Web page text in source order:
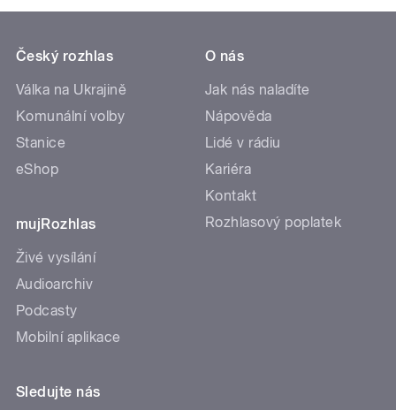
Český rozhlas
Válka na Ukrajině
Komunální volby
Stanice
eShop
mujRozhlas
Živé vysílání
Audioarchiv
Podcasty
Mobilní aplikace
O nás
Jak nás naladíte
Nápověda
Lidé v rádiu
Kariéra
Kontakt
Rozhlasový poplatek
Sledujte nás